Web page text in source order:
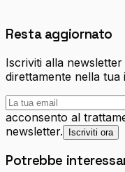
Resta aggiornato
Iscriviti alla
direttamente nella tua
acconsento al
newsletter.
Iscriviti ora
Potrebbe